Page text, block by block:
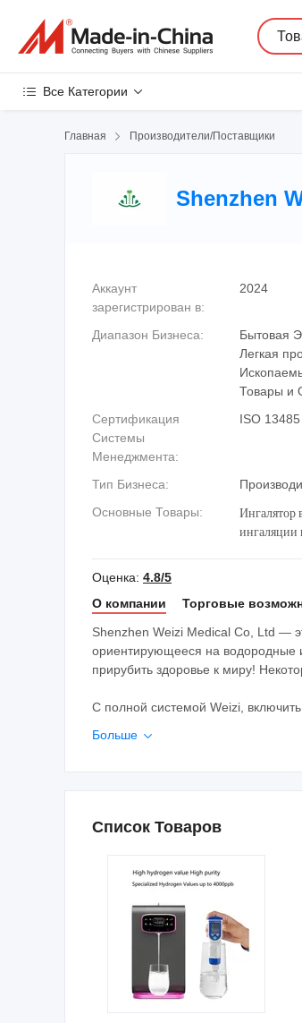
Все Категории
Главная  Производители/Поставщики
Shenzhen
Аккаунт
зарегистрирован в:
2024
Диапазон Бизнеса:
Бытовая
Легкая
Товары и
Сертификация
Системы
Менеджмента:
ISO 13485
Тип Бизнеса:
Основные Товары:
Ингалятор
ингаляции
Оценка: 4.8/5
О компании
Торговые
Shenzhen Weizi Medical Co, Ltd —
ориентирующееся на водородные
прирубить здоровье к миру!
С полной системой Weizi, включить
Больше 
Список Товаров